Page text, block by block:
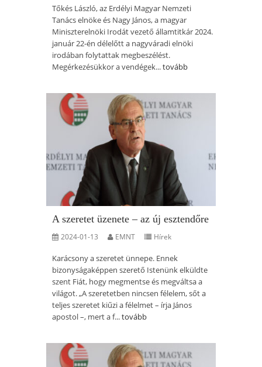
Tőkés László, az Erdélyi Magyar Nemzeti
Tanács elnöke és Nagy János, a magyar
Miniszterelnöki Irodát vezető államtitkár 2024.
január 22-én délelőtt a nagyváradi elnöki
irodában folytattak megbeszélést.
Megérkezésükkor a vendégek...tovább
A szeretet üzenete – az új esztendőre
2024-01-13 EMNT Hírek
Karácsony a szeretet ünnepe. Ennek
bizonyságaképpen szerető Istenünk elküldte
szent Fiát, hogy megmentse és megváltsa a
világot. „A szeretetben nincsen félelem, sőt a
teljes szeretet kiűzi a félelmet – írja János
apostol –, mert a f...tovább